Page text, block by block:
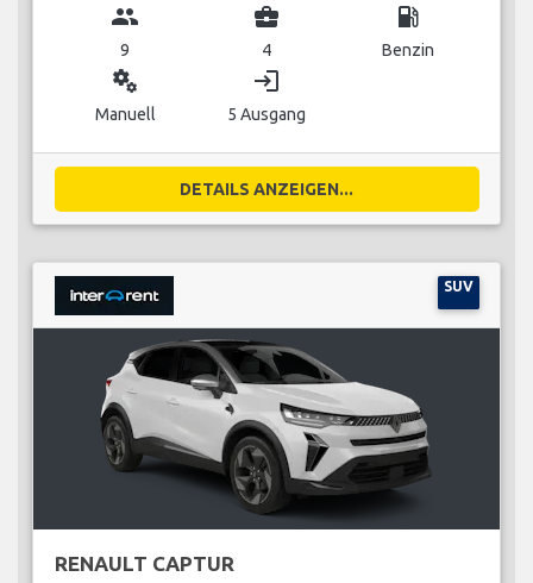
group
9
business_center
4
local_gas_station
Benzin
miscellaneous_services
Manuell
login
5 Ausgang
DETAILS ANZEIGEN...
SUV
RENAULT CAPTUR